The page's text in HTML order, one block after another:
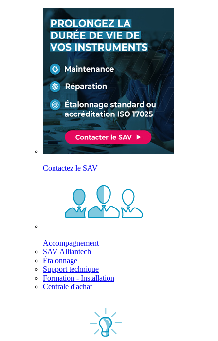
Contactez le SAV
Accompagnement
SAV Alliantech
Étalonnage
Support technique
Formation - Installation
Centrale d'achat